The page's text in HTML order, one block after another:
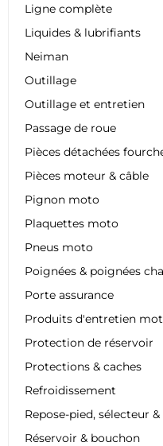
Ligne complète
Liquides & lubrifiants
Neiman
Outillage
Outillage et entretien
Passage de roue
Pièces détachées
Pièces moteur & câble
Pignon moto
Plaquettes moto
Pneus moto
Poignées & poignées
Porte assurance
Produits d'entretien
Protection de réservoir
Protections & caches
Refroidissement
Repose-pied, sélecteur
Réservoir & bouchon